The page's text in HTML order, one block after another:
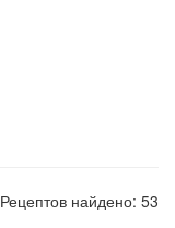
Рецептов найдено: 53